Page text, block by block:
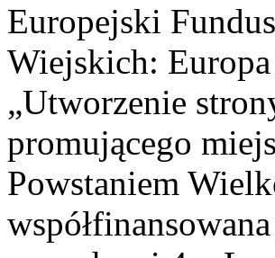
Europejski
Wiejskich:
„Utworzenie
promującego
Powstaniem